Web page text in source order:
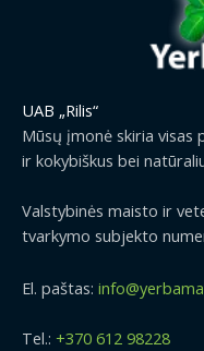
UAB „Rilis“
Mūsų įmonė skiria
ir kokybiškus bei
Valstybinės maisto ir
tvarkymo subjekto
El. paštas:
Tel.: +370 612 98228